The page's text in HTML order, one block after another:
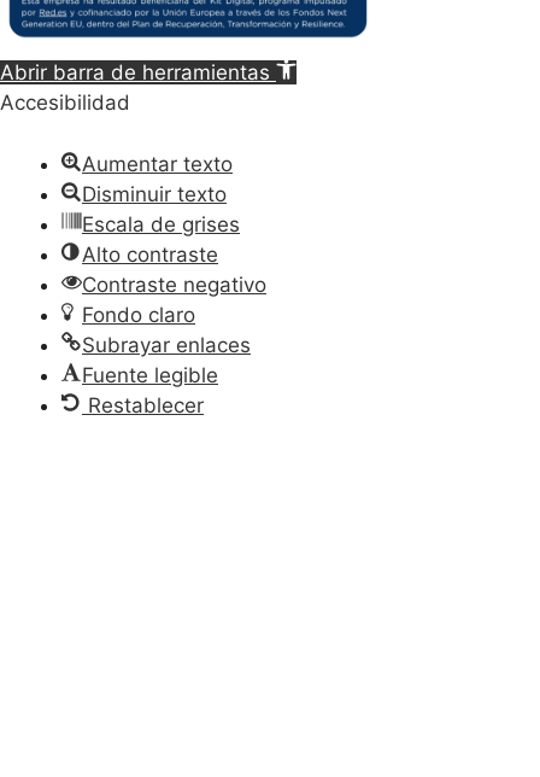
Abrir barra de herramientas
Accesibilidad
Aumentar texto
Disminuir texto
Escala de grises
Alto contraste
Contraste negativo
Fondo claro
Subrayar enlaces
Fuente legible
Restablecer